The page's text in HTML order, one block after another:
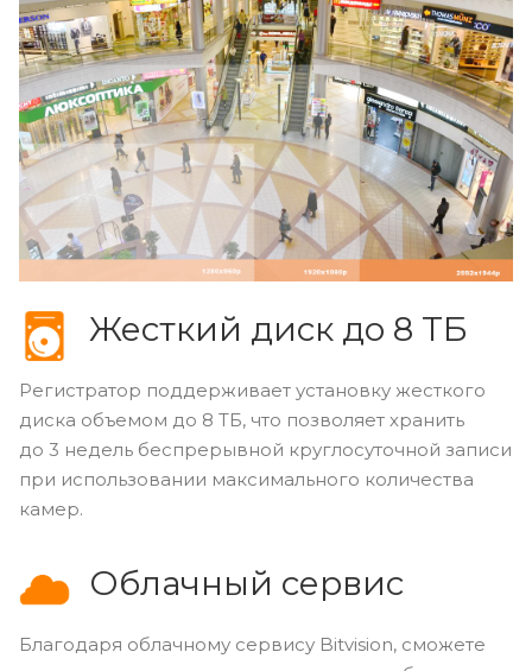
Жесткий диск до 8 ТБ
Регистратор поддерживает установку жесткого
диска объемом до 8 ТБ, что позволяет хранить
до 3 недель беспрерывной круглосуточной записи
при использовании максимального количества
камер.
Облачный сервис
Благодаря облачному сервису Bitvision, сможете